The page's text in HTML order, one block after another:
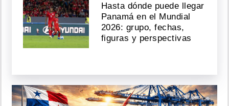
Hasta dónde puede llegar
Panamá en el Mundial
2026: grupo, fechas,
figuras y perspectivas